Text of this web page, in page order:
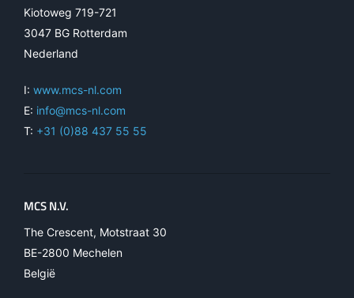
Kiotoweg 719-721
3047 BG Rotterdam
Nederland
I: www.mcs-nl.com
E: info@mcs-nl.com
T: +31 (0)88 437 55 55
MCS N.V.
The Crescent, Motstraat 30
BE-2800 Mechelen
België